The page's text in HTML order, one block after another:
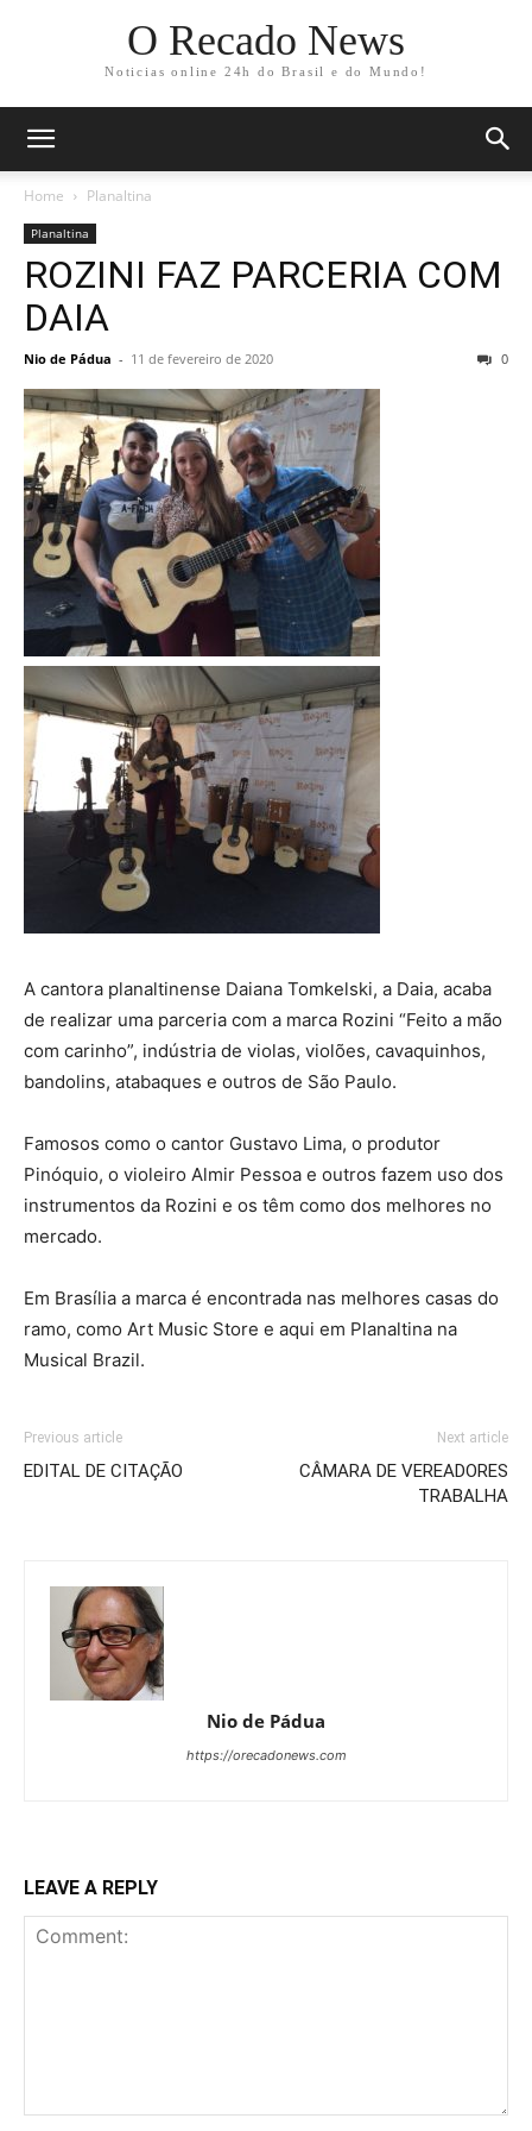
O Recado News
Noticias online 24h do Brasil e do Mundo!
Home Planaltina
Planaltina
ROZINI FAZ PARCERIA COM
DAIA
Nio de Pádua - 11 de fevereiro de 2020 0
A cantora planaltinense Daiana Tomkelski, a Daia, acaba
de realizar uma parceria com a marca Rozini “Feito a mão
com carinho”, indústria de violas, violões, cavaquinhos,
bandolins, atabaques e outros de São Paulo.
Famosos como o cantor Gustavo Lima, o produtor
Pinóquio, o violeiro Almir Pessoa e outros fazem uso dos
instrumentos da Rozini e os têm como dos melhores no
mercado.
Em Brasília a marca é encontrada nas melhores casas do
ramo, como Art Music Store e aqui em Planaltina na
Musical Brazil.
Previous article
EDITAL DE CITAÇÃO
Next article
CÂMARA DE VEREADORES
TRABALHA
Nio de Pádua
https://orecadonews.com
LEAVE A REPLY